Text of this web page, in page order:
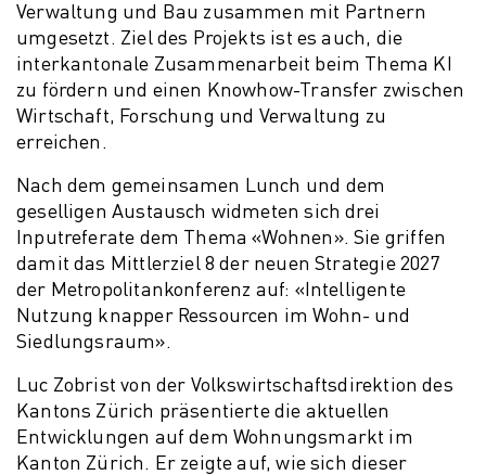
Verwaltung und Bau zusammen mit Partnern
umgesetzt. Ziel des Projekts ist es auch, die
interkantonale Zusammenarbeit beim Thema KI
zu fördern und einen Knowhow-Transfer zwischen
Wirtschaft, Forschung und Verwaltung zu
erreichen.
Nach dem gemeinsamen Lunch und dem
geselligen Austausch widmeten sich drei
Inputreferate dem Thema «Wohnen». Sie griffen
damit das Mittlerziel 8 der neuen Strategie 2027
der Metropolitankonferenz auf: «Intelligente
Nutzung knapper Ressourcen im Wohn- und
Siedlungsraum».
Luc Zobrist von der Volkswirtschaftsdirektion des
Kantons Zürich präsentierte die aktuellen
Entwicklungen auf dem Wohnungsmarkt im
Kanton Zürich. Er zeigte auf, wie sich dieser